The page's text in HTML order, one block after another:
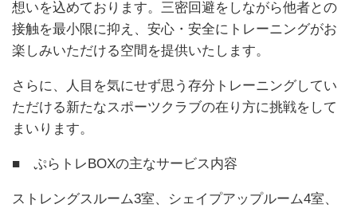
想いを込めております。三密回避をしながら他者との
接触を最小限に抑え、安心・安全にトレーニングがお
楽しみいただける空間を提供いたします。
さらに、人目を気にせず思う存分トレーニングしてい
ただける新たなスポーツクラブの在り方に挑戦をして
まいります。
■ ぷらトレBOXの主なサービス内容
ストレングスルーム3室、シェイプアップルーム4室、